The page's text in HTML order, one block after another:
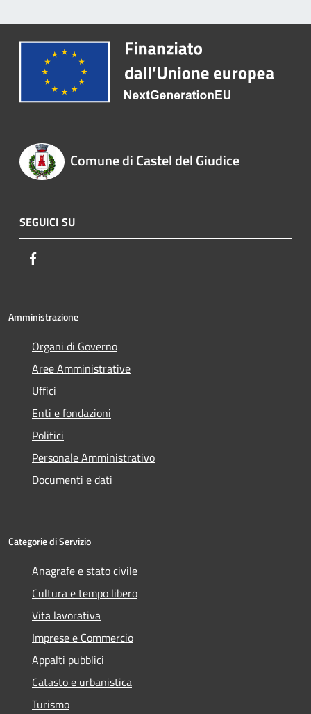
Comune di Castel del Giudice
SEGUICI SU
Amministrazione
Organi di Governo
Aree Amministrative
Uffici
Enti e fondazioni
Politici
Personale Amministrativo
Documenti e dati
Categorie di Servizio
Anagrafe e stato civile
Cultura e tempo libero
Vita lavorativa
Imprese e Commercio
Appalti pubblici
Catasto e urbanistica
Turismo